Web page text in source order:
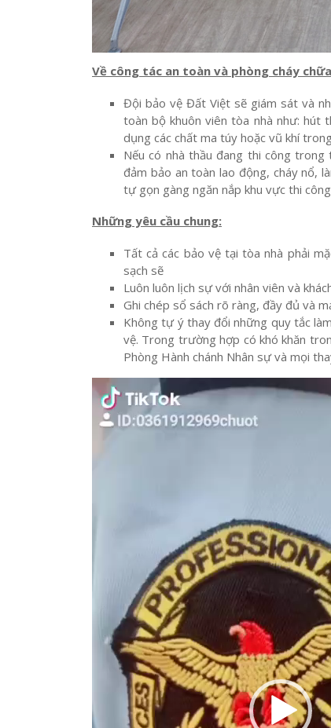
Về công tác an toàn và phòng cháy chữa
Đội bảo vệ Đất Việt sẽ giám sát và
toàn bộ khuôn viên tòa nhà như: hút
dụng các chất ma túy hoặc vũ khí
Nếu có nhà thầu đang thi công
đảm bảo an toàn lao động, cháy nổ,
tự gọn gàng ngăn nắp khu vực thi
Những yêu cầu chung:
Tất cả các bảo vệ tại tòa nhà phải
sạch sẽ
Luôn luôn lịch sự với nhân viên và
Ghi chép sổ sách rõ ràng, đầy đủ và
Không tự ý thay đổi những quy tắc
vệ. Trong trường hợp có khó khăn
Phòng Hành chánh Nhân sự và mọi
Trình
chơi
Video